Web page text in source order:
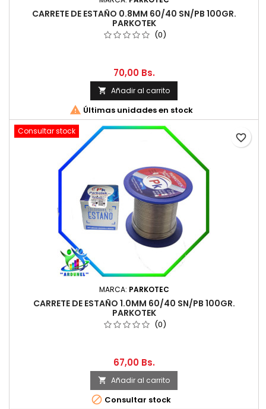
CARRETE DE ESTAÑO 0.8MM 60/40 SN/PB 100GR.
PARKOTEK
(0)
70,00 Bs.
 Añadir al carrito
 Últimas unidades en stock
Consultar stock
MARCA: PARKOTEC
CARRETE DE ESTAÑO 1.0MM 60/40 SN/PB 100GR.
PARKOTEK
(0)
67,00 Bs.
 Añadir al carrito
 Consultar stock
favorite_border